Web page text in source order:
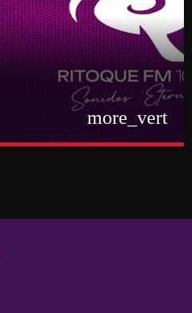
more_vert